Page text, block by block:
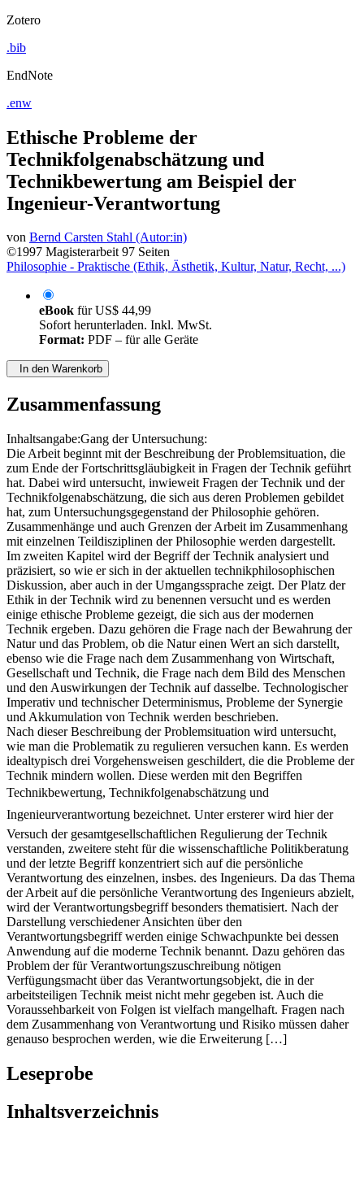
Zotero
.bib
EndNote
.enw
Ethische Probleme der
Technikfolgenabschätzung und
Technikbewertung am Beispiel der
Ingenieur-Verantwortung
von Bernd Carsten Stahl (Autor:in)
©1997 Magisterarbeit 97 Seiten
Philosophie - Praktische (Ethik, Ästhetik, Kultur, Natur, Recht, ...)
eBook fürUS$ 44,99
Sofort herunterladen. Inkl. MwSt.
Format: PDF – für alle Geräte
In den Warenkorb
Zusammenfassung
Inhaltsangabe:Gang der Untersuchung:
Die Arbeit beginnt mit der Beschreibung der Problemsituation, die
zum Ende der Fortschrittsgläubigkeit in Fragen der Technik geführt
hat. Dabei wird untersucht, inwieweit Fragen der Technik und der
Technikfolgenabschätzung, die sich aus deren Problemen gebildet
hat, zum Untersuchungsgegenstand der Philosophie gehören.
Zusammenhänge und auch Grenzen der Arbeit im Zusammenhang
mit einzelnen Teildisziplinen der Philosophie werden dargestellt.
Im zweiten Kapitel wird der Begriff der Technik analysiert und
präzisiert, so wie er sich in der aktuellen technikphilosophischen
Diskussion, aber auch in der Umgangssprache zeigt. Der Platz der
Ethik in der Technik wird zu benennen versucht und es werden
einige ethische Probleme gezeigt, die sich aus der modernen
Technik ergeben. Dazu gehören die Frage nach der Bewahrung der
Natur und das Problem, ob die Natur einen Wert an sich darstellt,
ebenso wie die Frage nach dem Zusammenhang von Wirtschaft,
Gesellschaft und Technik, die Frage nach dem Bild des Menschen
und den Auswirkungen der Technik auf dasselbe. Technologischer
Imperativ und technischer Determinismus, Probleme der Synergie
und Akkumulation von Technik werden beschrieben.
Nach dieser Beschreibung der Problemsituation wird untersucht,
wie man die Problematik zu regulieren versuchen kann. Es werden
idealtypisch drei Vorgehensweisen geschildert, die die Probleme der
Technik mindern wollen. Diese werden mit den Begriffen
Technikbewertung, Technikfolgenabschätzung und
Ingenieurverantwortung bezeichnet. Unter ersterer wird hier der
Versuch der gesamtgesellschaftlichen Regulierung der Technik
verstanden, zweitere steht für die wissenschaftliche Politikberatung
und der letzte Begriff konzentriert sich auf die persönliche
Verantwortung des einzelnen, insbes. des Ingenieurs. Da das Thema
der Arbeit auf die persönliche Verantwortung des Ingenieurs abzielt,
wird der Verantwortungsbegriff besonders thematisiert. Nach der
Darstellung verschiedener Ansichten über den
Verantwortungsbegriff werden einige Schwachpunkte bei dessen
Anwendung auf die moderne Technik benannt. Dazu gehören das
Problem der für Verantwortungszuschreibung nötigen
Verfügungsmacht über das Verantwortungsobjekt, die in der
arbeitsteiligen Technik meist nicht mehr gegeben ist. Auch die
Voraussehbarkeit von Folgen ist vielfach mangelhaft. Fragen nach
dem Zusammenhang von Verantwortung und Risiko müssen daher
genauso besprochen werden, wie die Erweiterung […]
Leseprobe
Inhaltsverzeichnis